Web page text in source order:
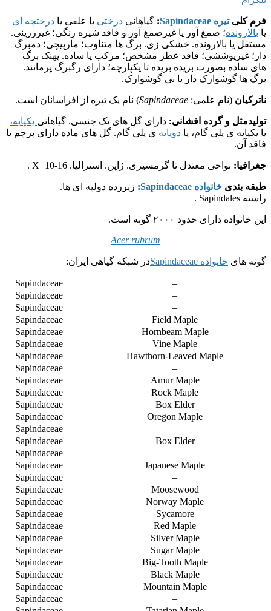
فرم کلیتیره Sapindaceae : گیاهانی درختی یا علفی یا درختچه ای
یا بالارونده؛ صمغ آور یا غیرصمغ آور و فاقد شیره رنگی؛ غیررزینی.
مستقل یا بالارونده. خشکی زی. برگ ها متناوب؛ مارپیچی؛ دمبرگ
دار؛ غیرپوششی؛ فاقد عطر مشخص؛ مرکب یا ساده. پهنک برگ
های ساده بصورت بریده بریده تا یکپارچه؛ دارای رگبرگ پرمانند.
برگ ها گوشوارک دار یا بی گوشوارک.
ناترکیان (نام علمی: Sapindaceae) نام یک تیره از افراسانان است.
تولیدمثل و گرده افشانی: دارای گل های تک جنسی. گیاهانی یکپایه،
یا یکپایه ی پلی گام، یا دوپایه ی پلی گام. گل های ماده دارای پرچم یا
فاقد آن.
جغرافیا: نواحی معتدل تا گرمسیری. ژاپن. استرالیا. X=10-16 .
طبقه بندی خانواده Sapindaceae : زیررده دولپه ای ها.
راسته Sapindales .
این خانواده دارای حدود ۲۰۰۰ گونه است.
Acer rubrum
گونه های خانواده Sapindaceae در شبکه گیاهی ایران:
–
Sapindaceae
–
Sapindaceae
–
Sapindaceae
Field Maple
Sapindaceae
Hornbeam Maple
Sapindaceae
Vine Maple
Sapindaceae
Hawthorn-Leaved Maple
Sapindaceae
–
Sapindaceae
Amur Maple
Sapindaceae
Rock Maple
Sapindaceae
Box Elder
Sapindaceae
Oregon Maple
Sapindaceae
–
Sapindaceae
Box Elder
Sapindaceae
–
Sapindaceae
Japanese Maple
Sapindaceae
–
Sapindaceae
Moosewood
Sapindaceae
Norway Maple
Sapindaceae
Sycamore
Sapindaceae
Red Maple
Sapindaceae
Silver Maple
Sapindaceae
Sugar Maple
Sapindaceae
Big-Tooth Maple
Sapindaceae
Black Maple
Sapindaceae
Mountain Maple
Sapindaceae
–
Sapindaceae